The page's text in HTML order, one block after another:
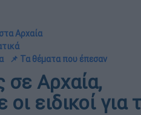
Αρχαία
📌 Τα θέματα που έπεσαν
σε Αρχαία,
ειδικοί για